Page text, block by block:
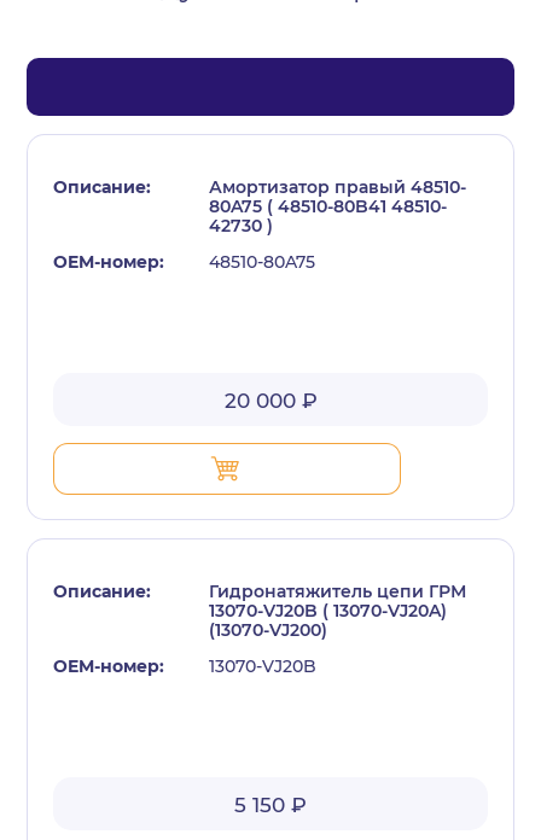
Амортизатор правый 48510-
80A75 ( 48510-80B41 48510-
42730 )
48510-80A75
20 000 ₽
Гидронатяжитель цепи ГРМ
13070-VJ20B ( 13070-VJ20A)
(13070-VJ200)
13070-VJ20B
5 150 ₽